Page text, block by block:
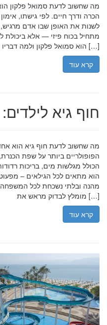
מה שחשוב לדעת סמואל פלקון
הכרה ודרך חיים. לפי גישתו,
לשנות את האופן שבו אדם
מתחיל בכוח פיזי — אלא ביכולת
הוא סמואל פלקון ולמה דבריו נשמעים אחרת? סמואל פלקון […]
קרא עוד
חוף גיא
מה שחשוב לדעת חוף גיא הוא
הפופולריים ביותר על שפת הכנרת,
הכולל מגלשות מים, בריכות
הוא מתאים לכל הגילאים –
מהנה ובלתי נשכחת לכל המשפחה.
מומלץ לבדוק מראש את […]
קרא עוד